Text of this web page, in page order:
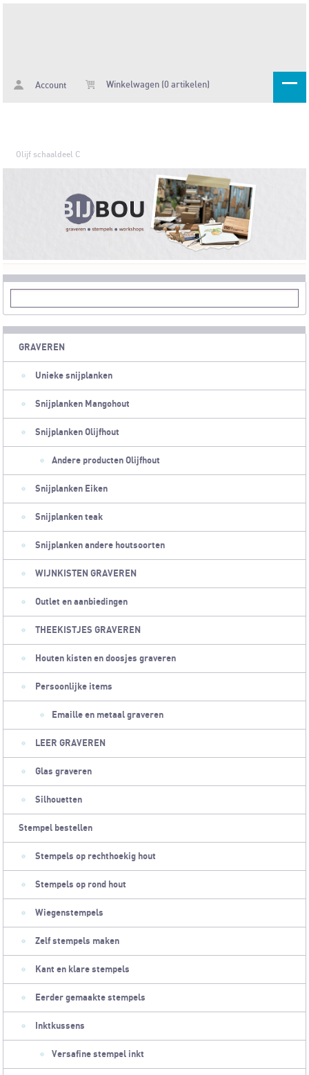
Account Winkelwagen (0 artikelen)
Olijf schaaldeel C
GRAVEREN
Unieke snijplanken
Snijplanken Mangohout
Snijplanken Olijfhout
Andere producten Olijfhout
Snijplanken Eiken
Snijplanken teak
Snijplanken andere houtsoorten
WIJNKISTEN GRAVEREN
Outlet en aanbiedingen
THEEKISTJES GRAVEREN
Houten kisten en doosjes graveren
Persoonlijke items
Emaille en metaal graveren
LEER GRAVEREN
Glas graveren
Silhouetten
Stempel bestellen
Stempels op rechthoekig hout
Stempels op rond hout
Wiegenstempels
Zelf stempels maken
Kant en klare stempels
Eerder gemaakte stempels
Inktkussens
Versafine stempel inkt